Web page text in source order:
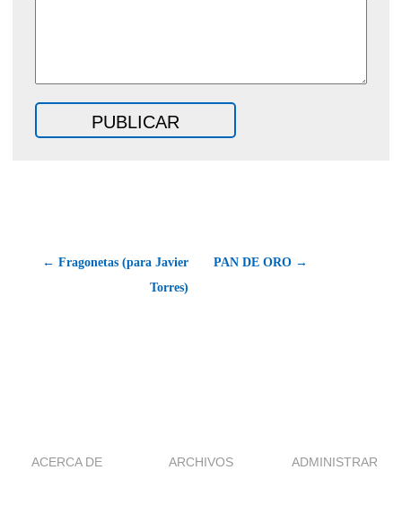
← Fragonetas (para Javier
Torres)
PAN DE ORO →
ACERCA DE ARCHIVOS ADMINISTRAR